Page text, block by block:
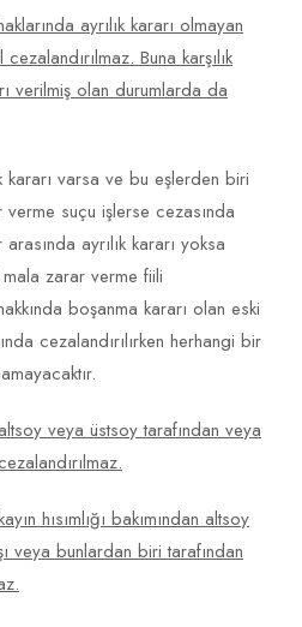
ayrılık kararı olmayan
Buna karşılık
verilmiş olan durumlarda da
kararı varsa ve bu eşlerden biri
suçu işlerse cezasında
ayrılık kararı yoksa
zarar verme fiili
boşanma kararı olan eski
cezalandırılırken herhangi bir
veya üstsoy tarafından veya
hısımlığı bakımından altsoy
veya bunlardan biri tarafından